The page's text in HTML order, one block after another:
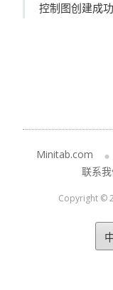
控制图创建成
Minitab.com
联系
Copyright ©